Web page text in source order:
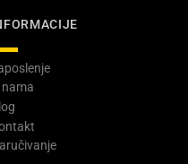
nama